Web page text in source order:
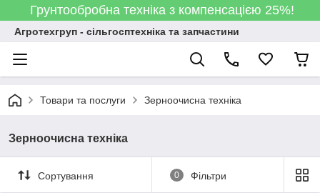
Грунтообробна техніка з компенсацією 25%!
Агротехгруп - сільгосптехніка та запчастини
Товари та послуги Зерноочисна техніка
Зерноочисна техніка
Сортування 0 Фільтри